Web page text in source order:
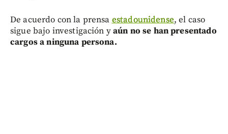
De acuerdo con la prensa estadounidense, el caso
sigue bajo investigación yaún no se han presentado
cargos a ninguna persona.